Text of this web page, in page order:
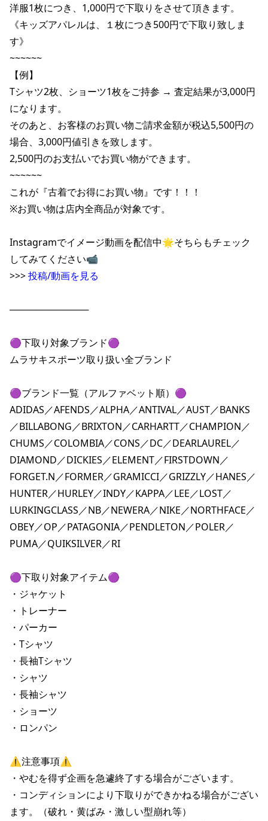
洋服1枚につき、1,000円で下取りをさせて頂きます。
《キッズアパレルは、１枚につき500円で下取り致しま
す》
~~~~~~
【例】
Tシャツ2枚、ショーツ1枚をご持参 → 査定結果が3,000円
になります。
そのあと、お客様のお買い物ご請求金額が税込5,500円の
場合、3,000円値引きを致します。
2,500円のお支払いでお買い物ができます。
~~~~~~
これが『古着でお得にお買い物』です！！！
※お買い物は店内全商品が対象です。
Instagramでイメージ動画を配信中🌟そちらもチェック
してみてください📹
>>> 投稿/動画を見る
────────────
🟣下取り対象ブランド🟣
ムラサキスポーツ取り扱い全ブランド
🟣ブランド一覧（アルファベット順）🟣
ADIDAS／AFENDS／ALPHA／ANTIVAL／AUST／BANKS
／BILLABONG／BRIXTON／CARHARTT／CHAMPION／
CHUMS／COLOMBIA／CONS／DC／DEARLAUREL／
DIAMOND／DICKIES／ELEMENT／FIRSTDOWN／
FORGET.N／FORMER／GRAMICCI／GRIZZLY／HANES／
HUNTER／HURLEY／INDY／KAPPA／LEE／LOST／
LURKINGCLASS／NB／NEWERA／NIKE／NORTHFACE／
OBEY／OP／PATAGONIA／PENDLETON／POLER／
PUMA／QUIKSILVER／RI
🟣下取り対象アイテム🟣
・ジャケット
・トレーナー
・パーカー
・Tシャツ
・長袖Tシャツ
・シャツ
・長袖シャツ
・ショーツ
・ロンパン
⚠️注意事項⚠️
・やむを得ず企画を急遽終了する場合がございます。
・コンディションにより下取りができかねる場合がござい
ます。（破れ・黄ばみ・激しい型崩れ等）